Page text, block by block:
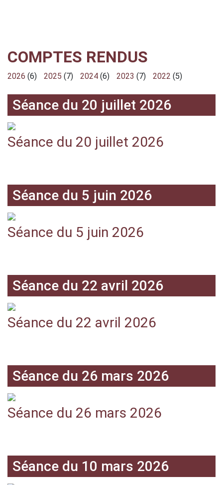
COMPTES RENDUS
2026 (6) 2025 (7) 2024 (6) 2023 (7) 2022 (5)
Séance du 20 juillet 2026
Séance du 20 juillet 2026
Séance du 5 juin 2026
Séance du 5 juin 2026
Séance du 22 avril 2026
Séance du 22 avril 2026
Séance du 26 mars 2026
Séance du 26 mars 2026
Séance du 10 mars 2026